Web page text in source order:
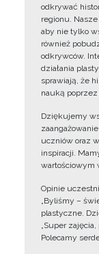
odkrywać
regionu.
aby nie tylko
również
odkrywców.
działania
sprawiają, że
nauką
Dziękujemy
uczniów oraz
inspiracji.
wartościowym
Opinie
„Byliśmy –
plastyczne.
„Super
Polecamy